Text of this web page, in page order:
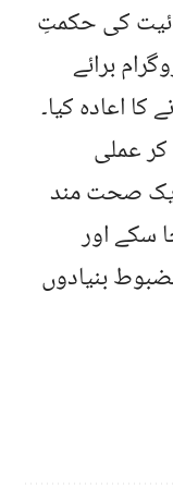
کی حکمتِ
برائے
اعادہ کیا۔
کر عملی
ایک صحت مند
سکے اور
بنیادوں